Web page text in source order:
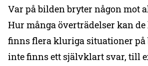
Var på bilden bryter någon mot
Hur många överträdelser kan de
finns flera kluriga situationer på
inte finns ett självklart svar, till